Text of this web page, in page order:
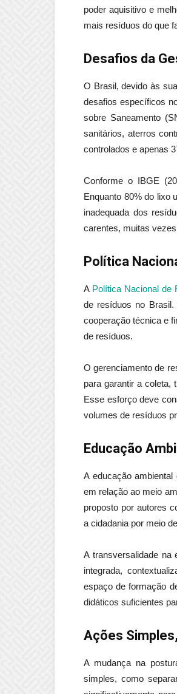
poder aquisitivo e
mais resíduos do que
Desafios da
O Brasil, devido às
desafios específicos
sobre Saneamento
sanitários, aterros
controlados e apenas
Conforme o IBGE
Enquanto 80% do lixo
inadequada dos
carentes, muitas
Política
A Política Nacional de
de resíduos no
cooperação técnica e
de resíduos.
O gerenciamento de
para garantir a coleta,
Esse esforço deve
volumes de resíduos
Educação
A educação
em relação ao meio
proposto por autores
a cidadania por meio
A transversalidade na
integrada,
espaço de formação
didáticos suficientes
Ações
A mudança na
simples, como